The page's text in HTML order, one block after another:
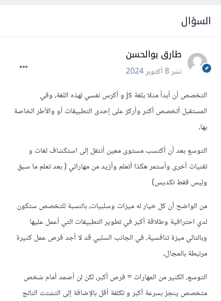
السؤال
طارق بوالحسن
نشر8 أكتوبر 2024
التخصص أن أبدأ مثلا بلغة js و أكرس نفسي لهذه اللغة، وفي
المستقبل أتخصص أكثر وأركز على إحدى التطبيقات أو والأطر الخاصة
بها،
التوسع بعد أن أكتسب مستوى معين أنتقل إلى استكشاف لغات و
تقنيات أخرى وأستمر هكذا أتعلم وأزيد من مهاراتي ( بعد تعلم ما سبق
وليس فقط تكديس)
من الواضح أن كل خيار له ميزات وسلبيات، بالنسبة للتخصص ستكون
لدي احترافية وطلاقة أكبر في تطوير التطبيقات التي أعمل عليها
وبالتالي ميزة تنافسية، في الجانب السلبي قد لا أجد فرص عمل كثيرة
مرتبطة بالمجال،
التوسع، الكثير من المهارات = فرص أكبر، لكن لن أصمد أمام شخص
متخصص ينجز بسرعة أكبر و تكلفة أقل بالإضافة إلى التشتت الناتج